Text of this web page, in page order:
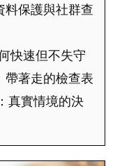
料保護與社群查
快速但不失守
帶著走的檢查表
真實情境的決